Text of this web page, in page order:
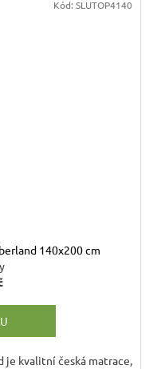
140x200 cm
je kvalitní česká matrace,
Kód: SLUTOP4140